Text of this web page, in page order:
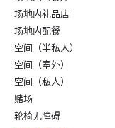
场地内礼品店
场地内配餐
空间（半私人）
空间（室外）
空间（私人）
赌场
轮椅无障碍